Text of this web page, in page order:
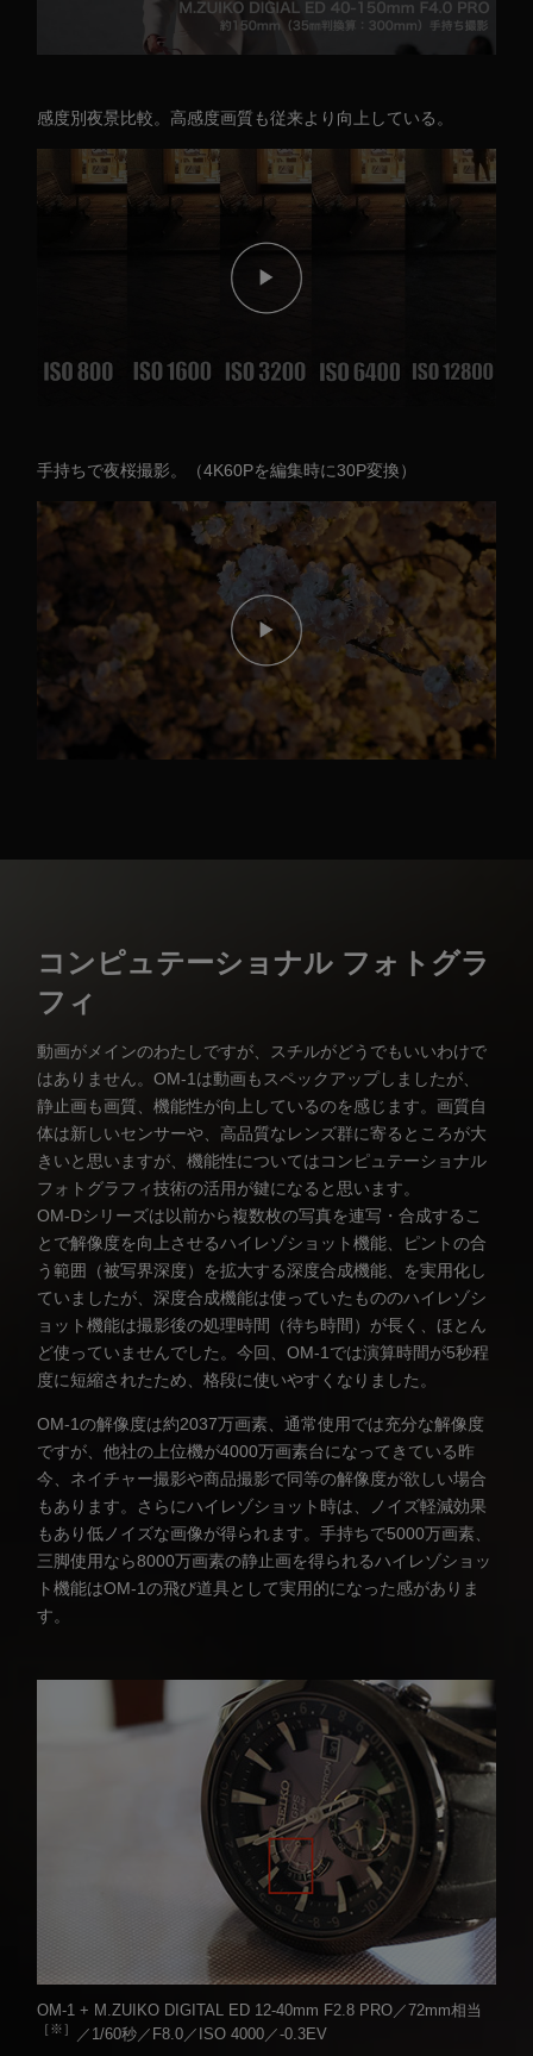
感度別夜景比較。高感度画質も従来より向上している。
手持ちで夜桜撮影。（4K60Pを編集時に30P変換）
コンピュテーショナル フォトグラ
フィ
動画がメインのわたしですが、スチルがどうでもいいわけで
はありません。OM-1は動画もスペックアップしましたが、
静止画も画質、機能性が向上しているのを感じます。画質自
体は新しいセンサーや、高品質なレンズ群に寄るところが大
きいと思いますが、機能性についてはコンピュテーショナル
フォトグラフィ技術の活用が鍵になると思います。
OM-Dシリーズは以前から複数枚の写真を連写・合成するこ
とで解像度を向上させるハイレゾショット機能、ピントの合
う範囲（被写界深度）を拡大する深度合成機能、を実用化し
ていましたが、深度合成機能は使っていたもののハイレゾシ
ョット機能は撮影後の処理時間（待ち時間）が長く、ほとん
ど使っていませんでした。今回、OM-1では演算時間が5秒程
度に短縮されたため、格段に使いやすくなりました。
OM-1の解像度は約2037万画素、通常使用では充分な解像度
ですが、他社の上位機が4000万画素台になってきている昨
今、ネイチャー撮影や商品撮影で同等の解像度が欲しい場合
もあります。さらにハイレゾショット時は、ノイズ軽減効果
もあり低ノイズな画像が得られます。手持ちで5000万画素、
三脚使用なら8000万画素の静止画を得られるハイレゾショッ
ト機能はOM-1の飛び道具として実用的になった感がありま
す。
OM-1 + M.ZUIKO DIGITAL ED 12-40mm F2.8 PRO／72mm相当
［※］ ／1/60秒／F8.0／ISO 4000／-0.3EV